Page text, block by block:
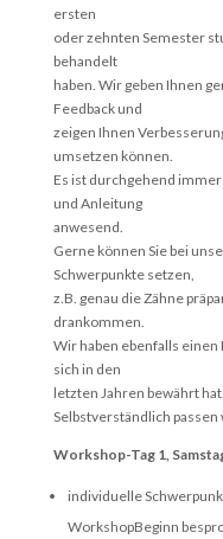
ersten
oder zehnten Semester
behandelt
haben. Wir geben Ihnen
Feedback und
zeigen Ihnen
umsetzen können.
Es ist durchgehend
und Anleitung
anwesend.
Gerne können Sie bei
Schwerpunkte setzen,
z.B. genau die Zähne
drankommen.
Wir haben ebenfalls
sich in den
letzten Jahren bewährt hat.
Selbstverständlich
Workshop-Tag 1,
individuelle
WorkshopBeginn